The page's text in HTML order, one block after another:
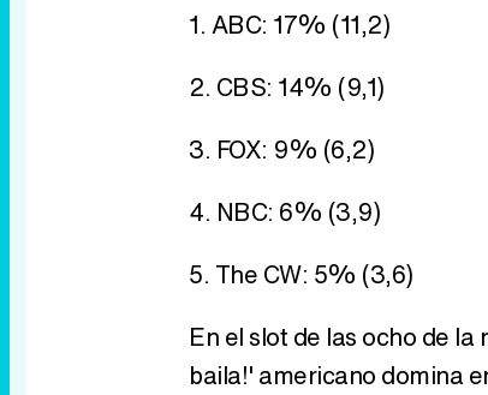
1. ABC: 17% (11,2)
2. CBS: 14% (9,1)
3. FOX: 9% (6,2)
4. NBC: 6% (3,9)
5. The CW: 5% (3,6)
En el slot de las ocho de
baila!' americano domina